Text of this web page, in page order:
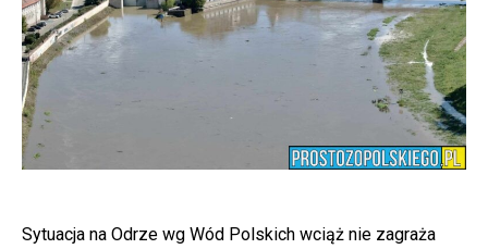
Sytuacja na Odrze wg Wód Polskich wciąż nie zagraża